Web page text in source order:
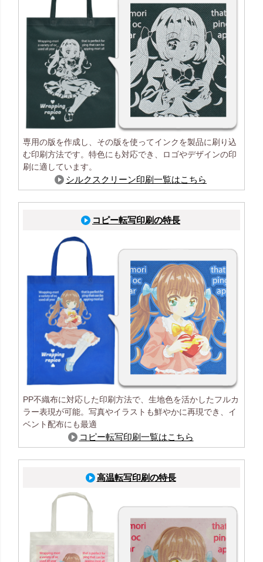
専用の版を作成し、その版を使ってインクを製品に刷り込
む印刷方法です。特色にも対応でき、ロゴやデザインの印
刷に適しています。
シルクスクリーン印刷一覧はこちら
コピー転写印刷の特長
PP不織布に対応した印刷方法で、生地色を活かしたフルカ
ラー表現が可能。写真やイラストも鮮やかに再現でき、イ
ベント配布にも最適
コピー転写印刷一覧はこちら
高温転写印刷の特長